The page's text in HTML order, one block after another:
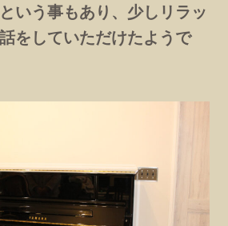
いう事もあり、少しリラッ
をしていただけたようで